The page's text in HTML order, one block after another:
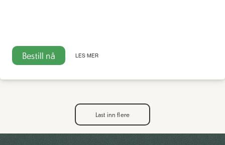
Bestill nå LES MER
Last inn flere